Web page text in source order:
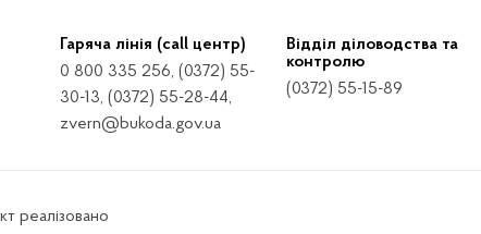
Гаряча лінія (call центр)
0 800 335 256, (0372) 55-
30-13, (0372) 55-28-44,
zvern@bukoda.gov.ua
Відділ діловодства та
контролю
(0372) 55-15-89
реалізовано